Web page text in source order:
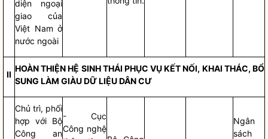
diện ngoại
giao của
Việt Nam ở
nước ngoài
II
HOÀN THIỆN HỆ SINH THÁI PHỤC VỤ KẾT NỐI, KHAI THÁC, BỔ
SUNG LÀM GIÀU DỮ LIỆU DÂN CƯ
Chủ trì, phối
hợp với Bộ
Công an
- Cục
Công nghệ
Ngân
sách